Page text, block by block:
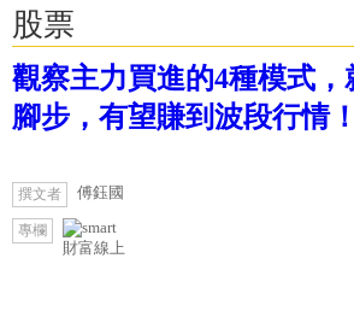
股票
觀察主力買進的4種模式
腳步，有望賺到波段行情！
撰文者 傅鈺國
專欄
財富線上